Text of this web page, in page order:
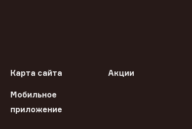
Карта сайта Акции
Мобильное
приложение